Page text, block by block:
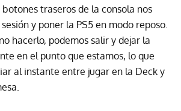
botones traseros de la consola nos
y poner la PS5 en modo reposo.
hacerlo, podemos salir y dejar la
en el punto que estamos, lo que
al instante entre jugar en la Deck y